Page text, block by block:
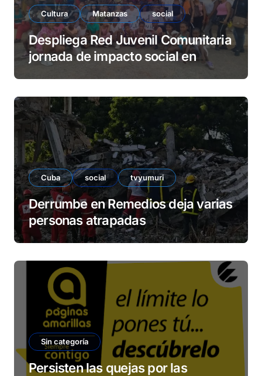
Cultura Matanzas social
Despliega Red Juvenil Comunitaria
jornada de impacto social en
Cuba social tvyumuri
Derrumbe en Remedios deja varias
personas atrapadas
Sin categoría
Persisten las quejas por las